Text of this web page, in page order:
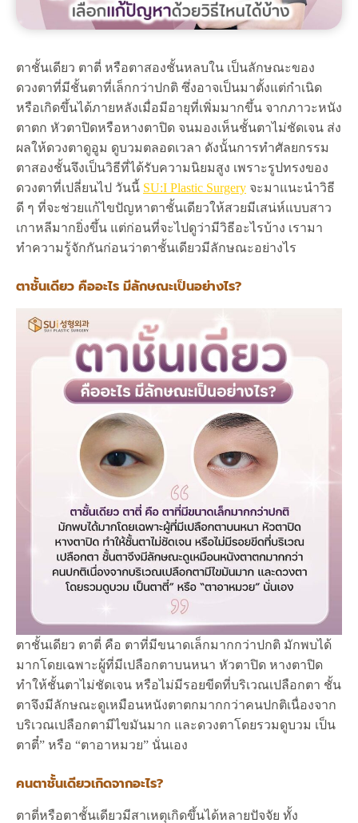
ตาชั้นเดียว ตาตี่ หรือตาสองชั้นหลบใน เป็นลักษณะของ
ดวงตาที่มีชั้นตาที่เล็กกว่าปกติ ซึ่งอาจเป็นมาตั้งแต่กำเนิด
หรือเกิดขึ้นได้ภายหลังเมื่อมีอายุที่เพิ่มมากขึ้น จากภาวะหนัง
ตาตก หัวตาปิดหรือหางตาปิด จนมองเห็นชั้นตาไม่ชัดเจน ส่ง
ผลให้ดวงตาดูอูม ดูบวมตลอดเวลา ดังนั้นการทำศัลยกรรม
ตาสองชั้นจึงเป็นวิธีที่ได้รับความนิยมสูง เพราะรูปทรงของ
ดวงตาที่เปลี่ยนไป วันนี้ SU:I Plastic Surgery จะมาแนะนำวิธี
ดี ๆ ที่จะช่วยแก้ไขปัญหาตาชั้นเดียวให้สวยมีเสน่ห์แบบสาว
เกาหลีมากยิ่งขึ้น แต่ก่อนที่จะไปดูว่ามีวิธีอะไรบ้าง เรามา
ทำความรู้จักกันก่อนว่าตาชั้นเดียวมีลักษณะอย่างไร
ตาชั้นเดียว คืออะไร มีลักษณะเป็นอย่างไร?
ตาชั้นเดียว ตาตี่ คือ ตาที่มีขนาดเล็กมากกว่าปกติ มักพบได้
มากโดยเฉพาะผู้ที่มีเปลือกตาบนหนา หัวตาปิด หางตาปิด
ทำให้ชั้นตาไม่ชัดเจน หรือไม่มีรอยขีดที่บริเวณเปลือกตา ชั้น
ตาจึงมีลักษณะดูเหมือนหนังตาตกมากกว่าคนปกติเนื่องจาก
บริเวณเปลือกตามีไขมันมาก และดวงตาโดยรวมดูบวม เป็น
ตาตี๋” หรือ “ตาอาหมวย” นั่นเอง
คนตาชั้นเดียวเกิดจากอะไร?
ตาตี่หรือตาชั้นเดียวมีสาเหตุเกิดขึ้นได้หลายปัจจัย ทั้ง